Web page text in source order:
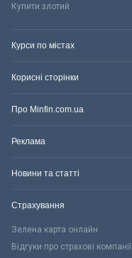
Купити злотий
Курси по містах
Корисні сторінки
Про Minfin.com.ua
Реклама
Новини та статті
Страхування
Зелена карта онлайн
Відгуки про страхові компанії